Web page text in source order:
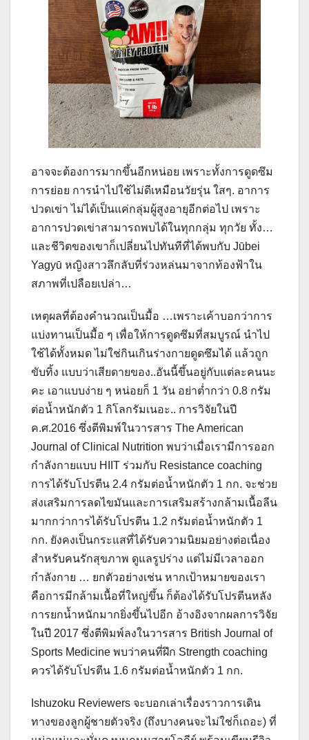
อาจจะต้องการมากขึ้นอีกหน่อย เพราะทั้งการดูดซึม
การย่อย การนำไปใช้ไม่ดีเหมือนวัยรุ่น ใสๆ. อาการ
ปวดเข่า ไม่ได้เป็นแค่กลุ่มผู้สูงอายุอีกต่อไป เพราะ
อาการปวดเข่าสามารถพบได้ในทุกกลุ่ม ทุกวัย ทั้ง…
และชีวิตของเขาก็เปลี่ยนไปทันทีที่ได้พบกับ Jūbei
Yagyū หญิงสาวลึกลับที่ร่วงหล่นมาจากท้องฟ้าใน
สภาพที่เปลือยเปล่า…
เหตุผลที่ต้องคำนวณเป็นมื้อ …เพราะเค้าบอกว่าการ
แบ่งทานเป็นมื้อ ๆ เพื่อให้การดูดซึมที่สมบูรณ์ นำไป
ใช้ได้ทั้งหมด ไม่ใช่กินเกินร่างกายดูดซึมได้ แล้วถูก
ขับทิ้ง แบบว่าเสียดายของ..อันนี้ขึ้นอยู่กับแต่ละคนนะ
คะ เอาแบบง่าย ๆ หน่อยก็ 1 วัน อย่าต่ำกว่า 0.8 กรัม
ต่อน้ำหนักตัว 1 กิโลกรัมเนอะ.. การวิจัยในปี
ค.ศ.2016 ซึ่งตีพิมพ์ในวารสาร The American
Journal of Clinical Nutrition พบว่าเมื่อเรามีการออก
กำลังกายแบบ HIIT ร่วมกับ Resistance coaching
การได้รับโปรตีน 2.4 กรัมต่อน้ำหนักตัว 1 กก. จะช่วย
ส่งเสริมการลดไขมันและการเสริมสร้างกล้ามเนื้อลีน
มากกว่าการได้รับโปรตีน 1.2 กรัมต่อน้ำหนักตัว 1
กก. ยังคงเป็นกระแสที่ได้รับความนิยมอย่างต่อเนื่อง
สำหรับคนรักสุขภาพ ดูแลรูปร่าง แต่ไม่มีเวลาออก
กำลังกาย … ยกตัวอย่างเช่น หากเป้าหมายของเรา
คือการมีกล้ามเนื้อที่ใหญ่ขึ้น ก็ต้องได้รับโปรตีนหลัง
การยกน้ำหนักมากยิ่งขึ้นไปอีก อ้างอิงจากผลการวิจัย
ในปี 2017 ซึ่งตีพิมพ์ลงในวารสาร British Journal of
Sports Medicine พบว่าคนที่ฝึก Strength coaching
ควรได้รับโปรตีน 1.6 กรัมต่อน้ำหนักตัว 1 กก.
Ishuzoku Reviewers จะบอกเล่าเรื่องราวการเดิน
ทางของลูกผู้ชายตัวจริง (ถึงบางคนจะไม่ใช่ก็เถอะ) ที่